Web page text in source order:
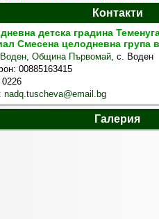
Контакти
детска градина
Смесена целодневна група
Воден, Община Първомай, с. Воден
00885163415
0226
nadq.tuscheva@email.bg
Галерия